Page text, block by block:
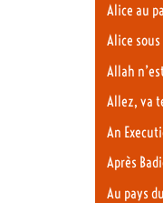
Alice au
Alice
Allah
Allez, va
An
Après
Au pays